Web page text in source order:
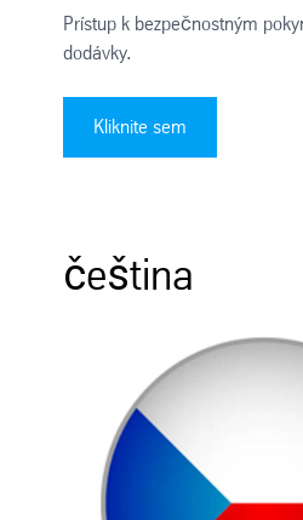
Prístup k bezpečnostným
dodávky.
Kliknite sem
čeština